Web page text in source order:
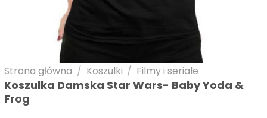
Strona główna / Koszulki / Filmy i seriale
Koszulka Damska Star Wars- Baby Yoda &
Frog